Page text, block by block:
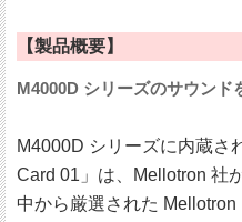
【製品概要】
M4000D シリーズのサウンド
M4000D シリーズに内蔵さ
Card 01」は、Mellotron 社
中から厳選された